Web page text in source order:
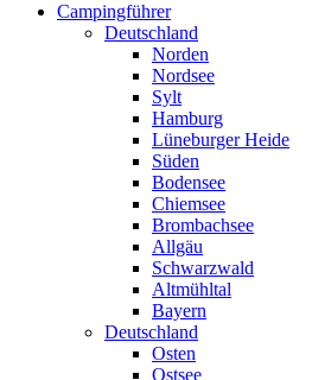
Campingführer
Deutschland
Norden
Nordsee
Sylt
Hamburg
Lüneburger Heide
Süden
Bodensee
Chiemsee
Brombachsee
Allgäu
Schwarzwald
Altmühltal
Bayern
Deutschland
Osten
Ostsee